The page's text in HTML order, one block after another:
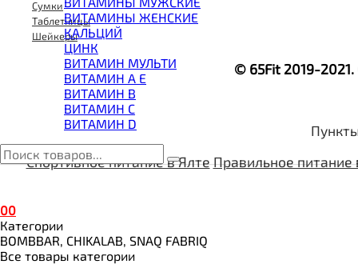
ДОБАВКИ ДЛЯ СНА
ЖИРОСЖИГАТЕЛИ
КОЛЛАГЕН
КОЭНЗИМ Q10
КРЕАТИН
ПОЛЕЗНЫЕ ЖИРЫ
ПРОТЕИН
ПРОТЕИНОВОЕ ПЕЧЕНЬЕ
ПРОТЕИНОВЫЕ БАТОНЧИКИ
ПРОТЕИНОВЫЕ КАШИ
ТЕСТОБУСТЕРЫ
ВИТАМИНЫ ЖЕНСКИЕ
КАЛЬЦИЙ
ЦИНК
ВИТАМИН МУЛЬТИ
ВИТАМИН A E
ВИТАМИН B
ВИТАМИН C
ВИТАМИН D
Сумки
Таблетницы
Шейкеры
© 65Fit 2019-
Спортивное питание в ЯлтеПравильное питание
00
Категории
BOMBBAR, CHIKALAB, SNAQ FABRIQ
Все товары категории